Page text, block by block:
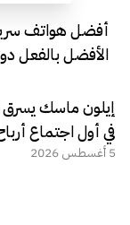
أفضل هواتف
الأفضل بالفعل
إيلون ماسك يسرق
في أول اجتماع
5 أغسطس 2026